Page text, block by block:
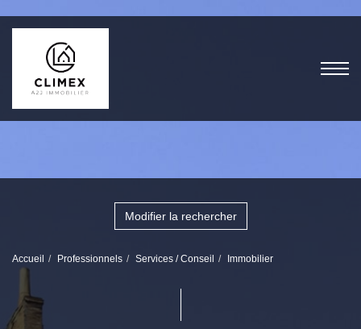
Modifier la rechercher
Accueil Professionnels Services / Conseil Immobilier